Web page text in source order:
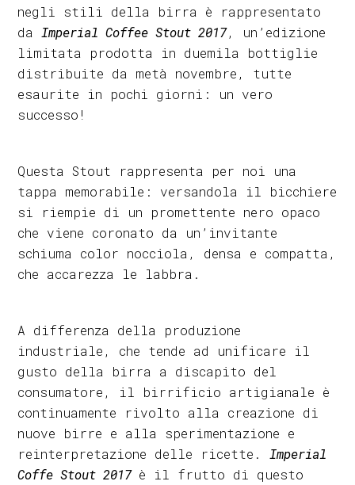
negli stili della birra è rappresentato
da Imperial Coffee Stout 2017, un’edizione
limitata prodotta in duemila bottiglie
distribuite da metà novembre, tutte
esaurite in pochi giorni: un vero
successo!
Questa Stout rappresenta per noi una
tappa memorabile: versandola il bicchiere
si riempie di un promettente nero opaco
che viene coronato da un’invitante
schiuma color nocciola, densa e compatta,
che accarezza le labbra.
A differenza della produzione
industriale, che tende ad unificare il
gusto della birra a discapito del
consumatore, il birrificio artigianale è
continuamente rivolto alla creazione di
nuove birre e alla sperimentazione e
reinterpretazione delle ricette. Imperial
Coffe Stout 2017 è il frutto di questo